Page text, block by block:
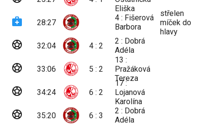
Eliška
medical_services 28:27
4 : Fišerová
Barbora
střelen
míček do
hlavy
sports_soccer 32:04 4 : 2
2 : Dobrá
Adéla
sports_soccer 33:06 5 : 2
13 :
Pražáková
Tereza
sports_soccer 34:24 6 : 2
17 :
Lojanová
Karolína
sports_soccer 35:20 6 : 3
2 : Dobrá
Adéla